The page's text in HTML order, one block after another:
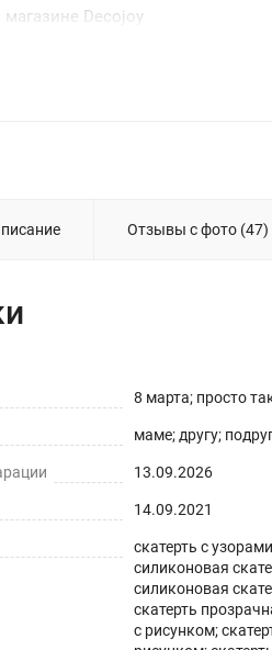
Decojoy
Отзывы с фото (47)
8 марта; просто
маме; другу;
13.09.2026
14.09.2021
скатерть с
силиконовая
силиконовая
скатерть
с рисунком;